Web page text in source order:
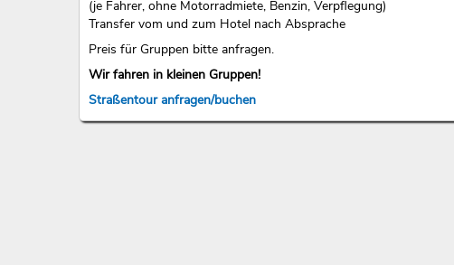
(je Fahrer, ohne Motorradmiete, Benzin, Verpflegung)
Transfer vom und zum Hotel nach Absprache
Preis für Gruppen bitte anfragen.
Wir fahren in kleinen Gruppen!
Straßentour anfragen/buchen